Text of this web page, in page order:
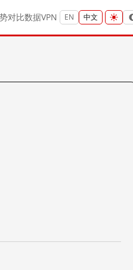
对比数据VPN EN 中文